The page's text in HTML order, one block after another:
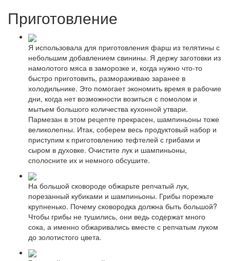
Приготовление
Я использовала для приготовления фарш из телятины с
небольшим добавлением свинины. Я держу заготовки из
намолотого мяса в заморозке и, когда нужно что-то
быстро приготовить, размораживаю заранее в
холодильнике. Это помогает экономить время в рабочие
дни, когда нет возможности возиться с помолом и
мытьем большого количества кухонной утвари.
Пармезан в этом рецепте прекрасен, шампиньоны тоже
великолепны. Итак, соберем весь продуктовый набор и
приступим к приготовлению тефтелей с грибами и
сыром в духовке. Очистите лук и шампиньоны,
сполосните их и немного обсушите.
На большой сковороде обжарьте репчатый лук,
порезанный кубиками и шампиньоны. Грибы порежьте
крупненько. Почему сковородка должна быть большой?
Чтобы грибы не тушились, они ведь содержат много
сока, а именно обжаривались вместе с репчатым луком
до золотистого цвета.